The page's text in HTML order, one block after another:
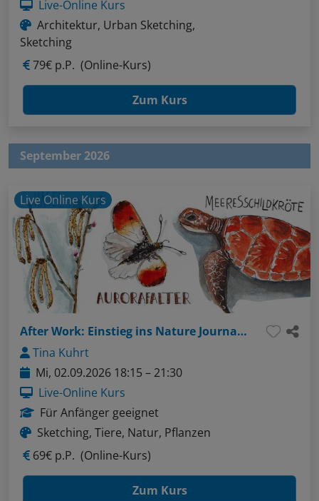
Live-Online Kurs
Architektur, Urban Sketching,
Sketching
79€ p.P. (Online-Kurs)
Zum Kurs
September 2026
Live Online Kurs
After Work: Einstieg ins Nature Journaling
Tina Kuhrt
Mi, 02.09.2026 18:15 – 21:30
Live-Online Kurs
Für Anfänger geeignet
Sketching, Tiere, Natur, Pflanzen
69€ p.P. (Online-Kurs)
Zum Kurs